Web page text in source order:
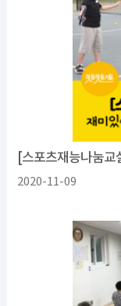
[스포츠재능나눔
2020-11-09